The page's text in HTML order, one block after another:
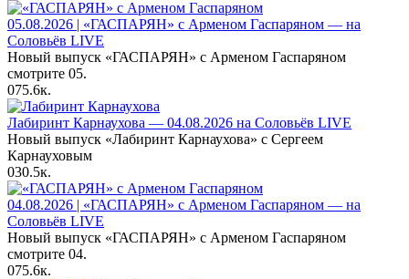
05.08.2026 | «ГАСПАРЯН» с Арменом Гаспаряном — на
Соловьёв LIVE
Новый выпуск «ГАСПАРЯН» с Арменом Гаспаряном
смотрите 05.
075.6к.
Лабиринт Карнаухова — 04.08.2026 на Соловьёв LIVE
Новый выпуск «Лабиринт Карнаухова» с Сергеем
Карнауховым
030.5к.
04.08.2026 | «ГАСПАРЯН» с Арменом Гаспаряном — на
Соловьёв LIVE
Новый выпуск «ГАСПАРЯН» с Арменом Гаспаряном
смотрите 04.
075.6к.